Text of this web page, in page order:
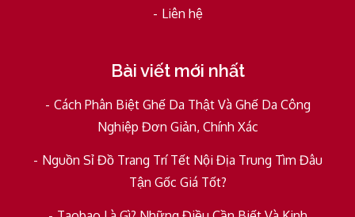
Liên hệ
Bài viết mới nhất
Cách Phân Biệt Ghế Da Thật Và Ghế Da Công
Nghiệp Đơn Giản, Chính Xác
Nguồn Sỉ Đồ Trang Trí Tết Nội Địa Trung Tìm Đâu
Tận Gốc Giá Tốt?